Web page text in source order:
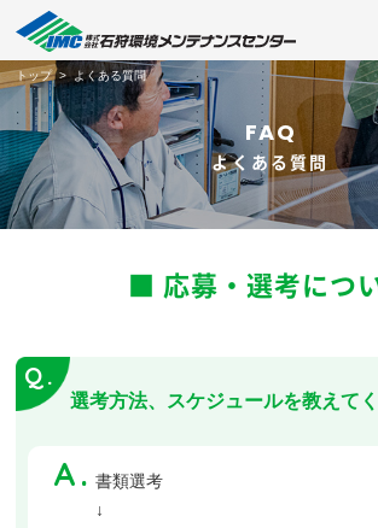
トップ>よくある質問
FAQ
よくある質問
■ 応募・選考につ
選考方法、スケジュールを教えて
書類選考
↓